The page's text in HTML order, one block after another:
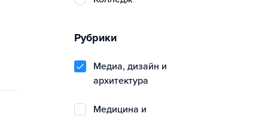
Рубрики
медиа, дизайн и
архитектура
медицина и